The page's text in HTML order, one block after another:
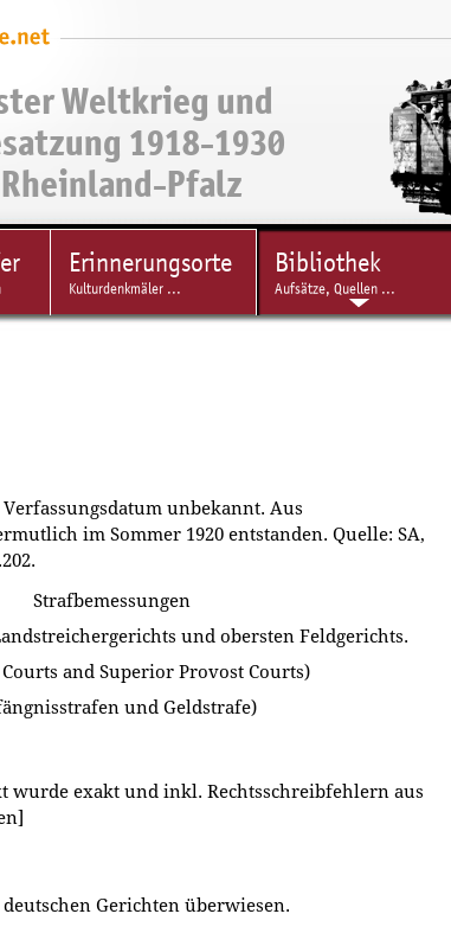
Weltkrieg und
1918-1930
Pfalz
Erinnerungsorte
Kulturdenkmäler ...
Bibliothek
Aufsätze, Quellen ...
unbekannt. Aus
im Sommer 1920 entstanden. Quelle: SA,
Strafbemessungen
und obersten Feldgerichts.
and Superior Provost Courts)
und Geldstrafe)
wurde exakt und inkl. Rechtsschreibfehlern aus
Gerichten überwiesen.